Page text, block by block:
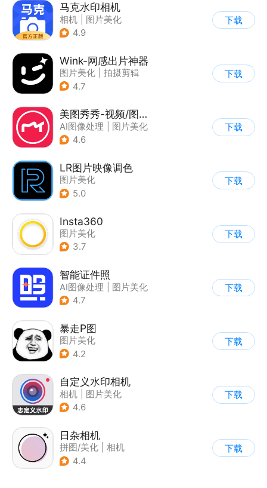
马克水印相机
相机
图片美化
4.9
下载
Wink-网感出片神器
图片美化
拍摄剪辑
4.7
下载
美图秀秀-视频/图片/Live人像精修工具
AI图像处理
图片美化
4.6
下载
LR图片映像调色
图片美化
5.0
下载
Insta360
图片美化
3.7
下载
智能证件照
AI图像处理
图片美化
| 证件照
4.7
下载
暴走P图
图片美化
4.2
下载
自定义水印相机
相机
图片美化
4.6
下载
日杂相机
拼图/美化
相机
| 图片美化
4.4
下载